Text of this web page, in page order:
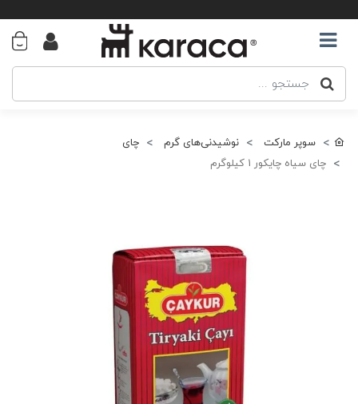
سوپر مارکت نوشیدنی‌های گرم
چای
چای سیاه چایکور 1 کیلوگرم